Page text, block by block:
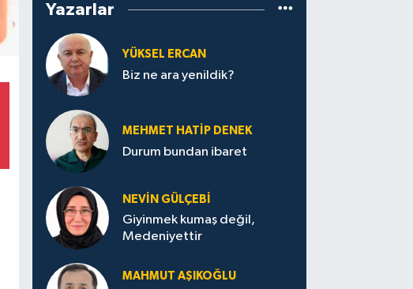
Yazarlar
YÜKSEL ERCAN
Biz ne ara yenildik?
MEHMET HATİP DENEK
Durum bundan ibaret
NEVİN GÜLÇEBİ
Giyinmek kumaş değil,
Medeniyettir
MAHMUT AŞIKOĞLU